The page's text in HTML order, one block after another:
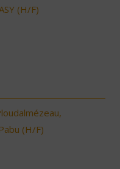
(H/F)
(H/F)